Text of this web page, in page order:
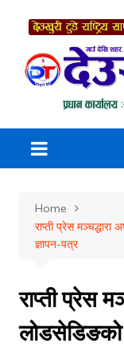
content
Home
राप्ती प्रेस मञ्चद्धारा
ज्ञापन-पत्र
राप्ती प्रेस
लोडसेडिङको